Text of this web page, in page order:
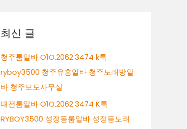
최신 글
청주룸알바 O1O.2062.3474 k톡
ryboy3500 청주유흥알바 청주노래방알
바 청주보도사무실
대전룸알바 O1O.2062.3474 K톡
RYBOY3500 성정동룸알바 성정동노래